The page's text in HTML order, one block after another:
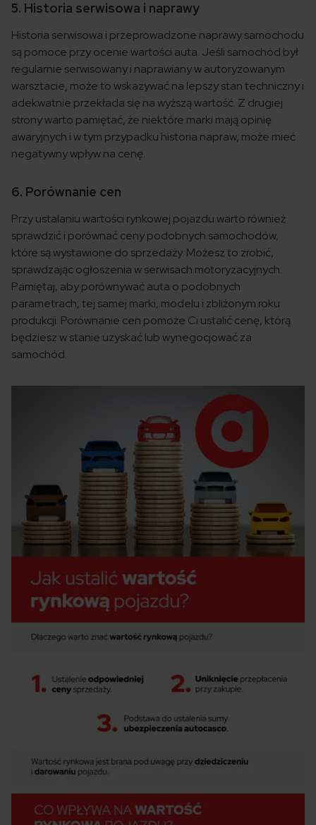
5. Historia serwisowa i naprawy
Historia serwisowa i przeprowadzone naprawy samochodu
są pomoce przy ocenie wartości auta. Jeśli samochód był
regularnie serwisowany i naprawiany w autoryzowanym
warsztacie, może to wskazywać na lepszy stan techniczny i
adekwatnie przekłada się na wyższą wartość. Z drugiej
strony warto pamiętać, że niektóre marki mają opinię
awaryjnych i w tym przypadku historia napraw, może mieć
negatywny wpływ na cenę.
6. Porównanie cen
Przy ustalaniu wartości rynkowej pojazdu warto również
sprawdzić i porównać ceny podobnych samochodów,
które są wystawione do sprzedaży. Możesz to zrobić,
sprawdzając ogłoszenia w serwisach motoryzacyjnych.
Pamiętaj, aby porównywać auta o podobnych
parametrach, tej samej marki, modelu i zbliżonym roku
produkcji. Porównanie cen pomoże Ci ustalić cenę, którą
będziesz w stanie uzyskać lub wynegocjować za
samochód.